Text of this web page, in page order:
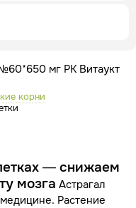
мг РК Витаукт
корни
― снижаем
мозга Астрагал
Растение